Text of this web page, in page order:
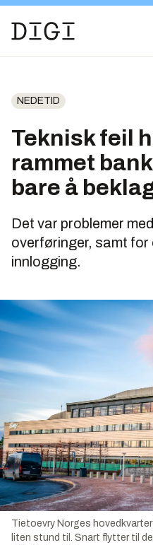
NEDETID
Teknisk feil
rammet
bare å
Det var problemer
overføringer, samt for
innlogging.
Tietoevry Norges
liten stund til. Snart flytter til